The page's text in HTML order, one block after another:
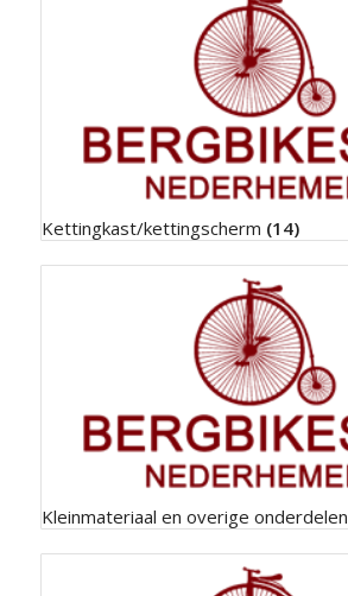
Kettingkast/kettingscherm (14)
Kleinmateriaal en overige onderdelen